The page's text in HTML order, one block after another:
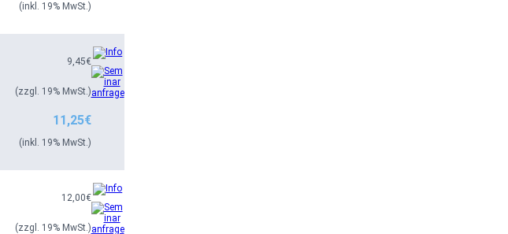
(inkl. 19% MwSt.)
9,45€
(zzgl. 19% MwSt.)
11,25€
(inkl. 19% MwSt.)
12,00€
(zzgl. 19% MwSt.)